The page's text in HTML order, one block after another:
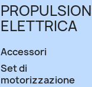
ELETTRICA
Accessori
Set di
motorizzazione